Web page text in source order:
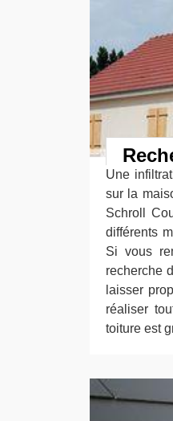
Une
sur la
Schroll
différents
Si vous
recherche
laisser
réaliser
toiture est